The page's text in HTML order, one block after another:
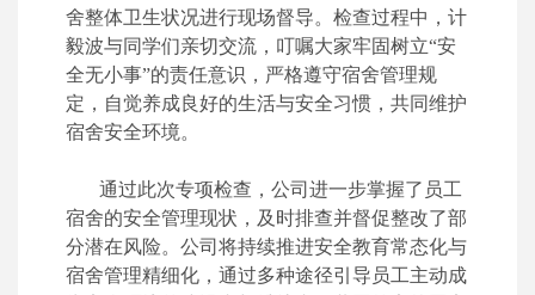
舍整体卫生状况进行现场督导。检查过程中，计
毅波与同学们亲切交流，叮嘱大家牢固树立“安
全无小事”的责任意识，严格遵守宿舍管理规
定，自觉养成良好的生活与安全习惯，共同维护
宿舍安全环境。
通过此次专项检查，公司进一步掌握了员工
宿舍的安全管理现状，及时排查并督促整改了部
分潜在风险。公司将持续推进安全教育常态化与
宿舍管理精细化，通过多种途径引导员工主动成